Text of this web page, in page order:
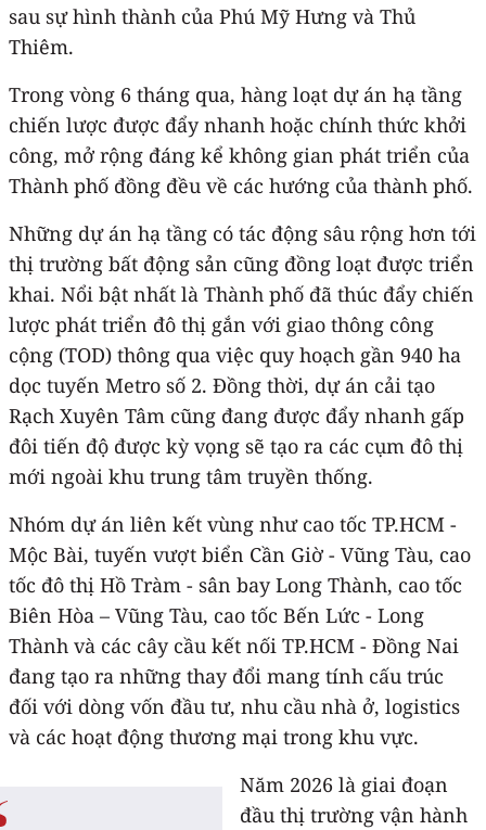
sau sự hình thành của Phú Mỹ Hưng và Thủ
Thiêm.
Trong vòng 6 tháng qua, hàng loạt dự án hạ tầng
chiến lược được đẩy nhanh hoặc chính thức khởi
công, mở rộng đáng kể không gian phát triển của
Thành phố đồng đều về các hướng của thành phố.
Những dự án hạ tầng có tác động sâu rộng hơn tới
thị trường bất động sản cũng đồng loạt được triển
khai. Nổi bật nhất là Thành phố đã thúc đẩy chiến
lược phát triển đô thị gắn với giao thông công
cộng (TOD) thông qua việc quy hoạch gần 940 ha
dọc tuyến Metro số 2. Đồng thời, dự án cải tạo
Rạch Xuyên Tâm cũng đang được đẩy nhanh gấp
đôi tiến độ được kỳ vọng sẽ tạo ra các cụm đô thị
mới ngoài khu trung tâm truyền thống.
Nhóm dự án liên kết vùng như cao tốc TP.HCM -
Mộc Bài, tuyến vượt biển Cần Giờ - Vũng Tàu, cao
tốc đô thị Hồ Tràm - sân bay Long Thành, cao tốc
Biên Hòa – Vũng Tàu, cao tốc Bến Lức - Long
Thành và các cây cầu kết nối TP.HCM - Đồng Nai
đang tạo ra những thay đổi mang tính cấu trúc
đối với dòng vốn đầu tư, nhu cầu nhà ở, logistics
và các hoạt động thương mại trong khu vực.
Năm 2026 là giai đoạn
đầu thị trường vận hành